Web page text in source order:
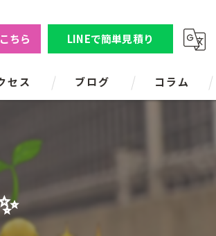
ちら LINEで簡単見積り
セス ブログ コラム